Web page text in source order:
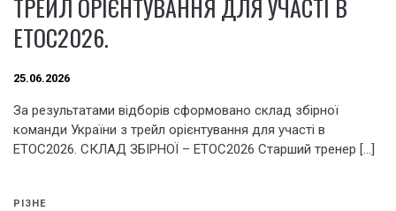
ТРЕЙЛ ОРІЄНТУВАННЯ ДЛЯ УЧАСТІ В
ЕТОС2026.
25.06.2026
За результатами відборів сформовано склад збірної
команди України з трейл орієнтування для участі в
ЕТОС2026. СКЛАД ЗБІРНОЇ – ETOC2026 Старший тренер […]
РІЗНЕ